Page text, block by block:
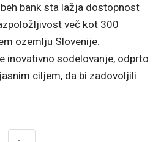
bank sta lažja dostopnost
več kot 300
ozemlju Slovenije.
inovativno sodelovanje, odprto
ciljem, da bi zadovoljili